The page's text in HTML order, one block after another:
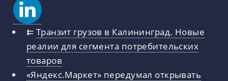
⇇ Транзит грузов в Калининград. Новые
реалии для сегмента потребительских
товаров
«Яндекс.Маркет» передумал открывать